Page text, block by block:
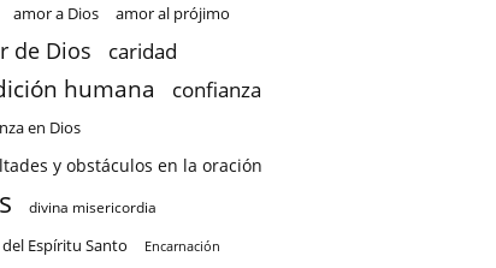
amor a Dios amor al prójimo
de Dios caridad
humana confianza
en Dios
y obstáculos en la oración
divina misericordia
Espíritu Santo Encarnación